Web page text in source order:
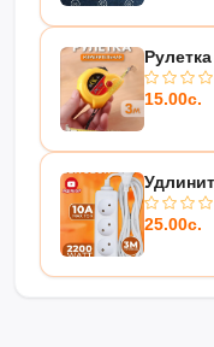
15.00с.
25.00с.